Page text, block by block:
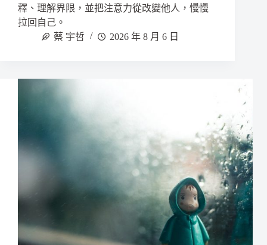
釋、理解界限，並把注意力從改變他人，慢慢
拉回自己。
蔡 宇哲
2026 年 8 月 6 日